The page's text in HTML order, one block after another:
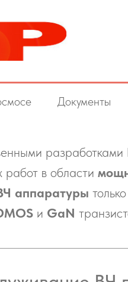
Документы
разработками
работ в области
аппаратуры
и GaN